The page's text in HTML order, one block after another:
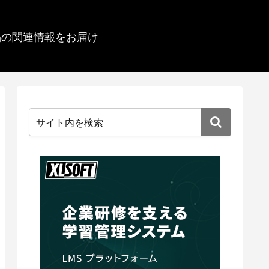
関連情報をお届け